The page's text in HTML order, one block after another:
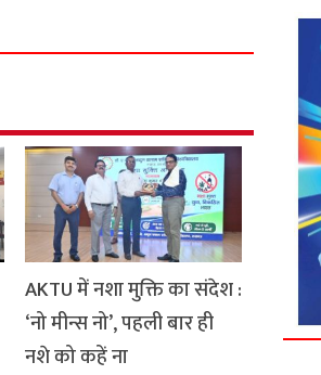
AKTU में नशा मुक्ति का संदेश :
‘नो मीन्स नो’, पहली बार ही
नशे को कहें ना